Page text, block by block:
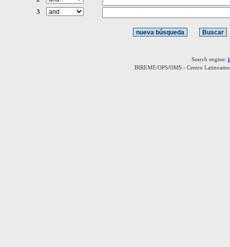
3
Search engine:
BIREME/OPS/OMS - Centro